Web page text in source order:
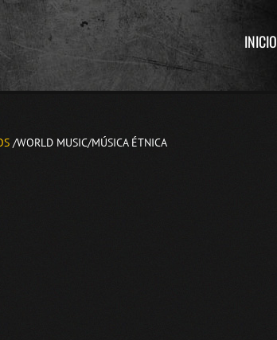
INICIO
/WORLD MUSIC/MÚSICA ÉTNICA